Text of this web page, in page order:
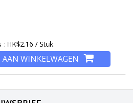
: HK$2.16 / Stuk
AAN WINKELWAGEN